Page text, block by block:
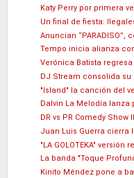
Katy Perry por primera
Un final de fiesta:
Anuncian
Tempo inicia alianza
Verónica Batista
DJ Stream consolida
"Island" la canción del
Dalvin La Melodía
DR vs PR Comedy
Juan Luis Guerra cierra
"LA GOLOTEKA" versión
La banda "Toque
Kinito Méndez pone a